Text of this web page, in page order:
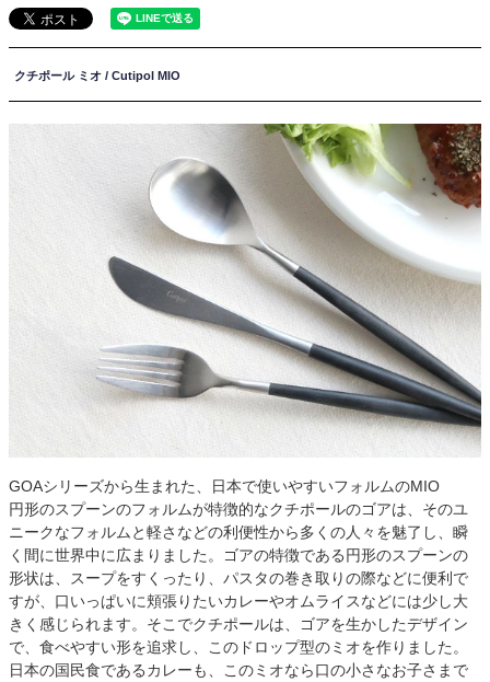
クチポール ミオ / Cutipol MIO
GOAシリーズから生まれた、日本で使いやすいフォルムのMIO
円形のスプーンのフォルムが特徴的なクチポールのゴアは、そのユ
ニークなフォルムと軽さなどの利便性から多くの人々を魅了し、瞬
く間に世界中に広まりました。ゴアの特徴である円形のスプーンの
形状は、スープをすくったり、パスタの巻き取りの際などに便利で
すが、口いっぱいに頬張りたいカレーやオムライスなどには少し大
きく感じられます。そこでクチポールは、ゴアを生かしたデザイン
で、食べやすい形を追求し、このドロップ型のミオを作りました。
日本の国民食であるカレーも、このミオなら口の小さなお子さまで